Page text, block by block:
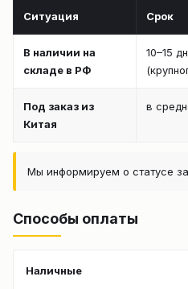
Ситуация Срок
В наличии на
складе в РФ
10–15
Под заказ из
Китая
в
Мы информируем о статусе
Способы оплаты
Наличные